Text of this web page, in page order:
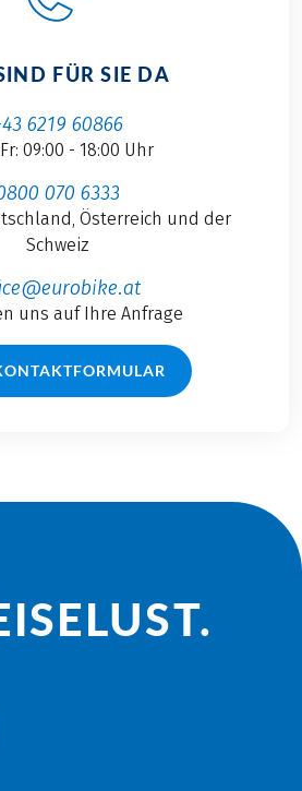
FÜR SIE DA
6219 60866
09:00 - 18:00 Uhr
070 6333
Österreich und der
Schweiz
uns auf Ihre Anfrage
TAB)
IN NEUEM TAB)
ÖFFNET IN NEUEM TAB)